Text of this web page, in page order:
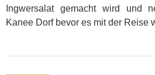
Ingwersalat gemacht wird und
Kanee Dorf bevor es mit der Reise